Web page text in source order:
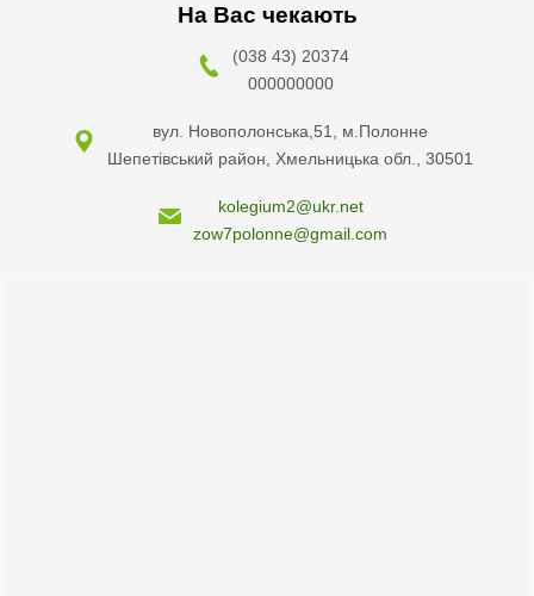
На Вас чекають
(038 43) 20374
000000000
вул. Новополонська,51, м.Полонне
Шепетівський район, Хмельницька обл., 30501
kolegium2@ukr.net
zow7polonne@gmail.com